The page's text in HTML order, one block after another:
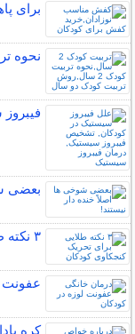
برای
نحوه
بعضی
۳ نکته طلایی برای تحریک کنجکاوی کودکان
عفونت
کره